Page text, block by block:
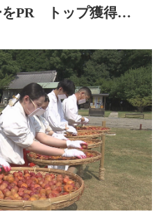
PR トップ獲得